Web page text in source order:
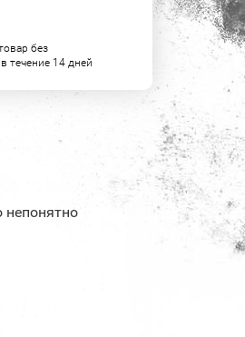
без
течение 14 дней
непонятно